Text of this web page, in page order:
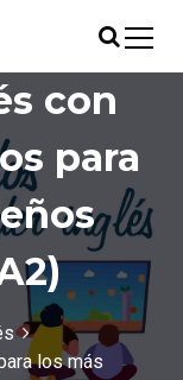
con
para
los más